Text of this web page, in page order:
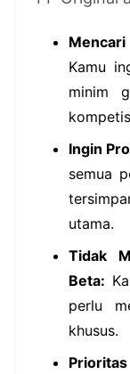
Kamu
minim
Ingin
semua
utama.
Tidak
Beta:
perlu
khusus.